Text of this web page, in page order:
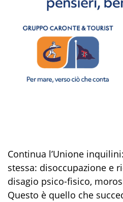
Continua l’Unione
stessa: disoccupazione e
disagio psico-fisico,
Questo è quello che